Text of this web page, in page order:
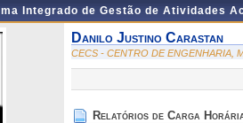
Integrado de Gestão de Atividades
Danilo Justino Carastan
CECS - CENTRO DE ENGENHARIA,
Relatórios de Carga